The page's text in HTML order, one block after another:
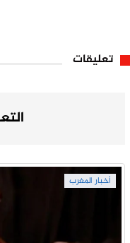
تعليقات
أخبار المغرب